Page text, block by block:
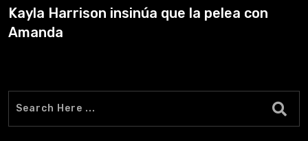
Kayla Harrison insinúa que la pelea con
Amanda